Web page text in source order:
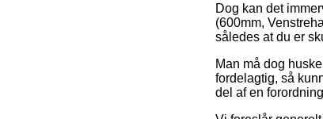
Dog kan det
(600mm,
således at du er
Man må dog
fordelagtig, så
del af en